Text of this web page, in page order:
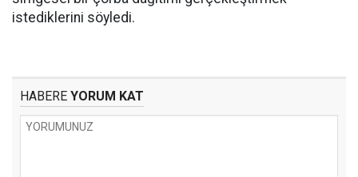
istediklerini söyledi.
HABERE YORUM KAT